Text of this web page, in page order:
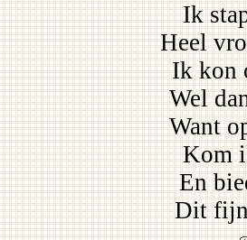
Ik
Heel
Ik kon
Wel
Want
Kom
En
Dit fijn